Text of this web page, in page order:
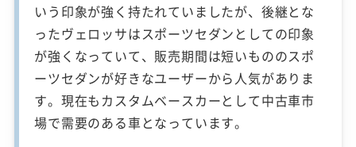
いう印象が強く持たれていましたが、後継とな
ったヴェロッサはスポーツセダンとしての印象
が強くなっていて、販売期間は短いもののスポ
ーツセダンが好きなユーザーから人気がありま
す。現在もカスタムベースカーとして中古車市
場で需要のある車となっています。